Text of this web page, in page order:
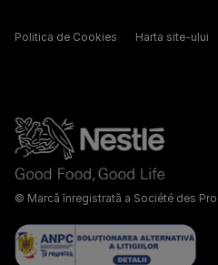
© Marcă înregistrată a Société des
Politica de Cookies Harta site-ului